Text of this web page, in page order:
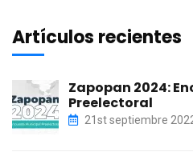
Artículos recientes
Zapopan 2024:
Preelectoral
21st septiembre